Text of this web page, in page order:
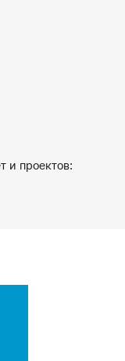
и проектов: